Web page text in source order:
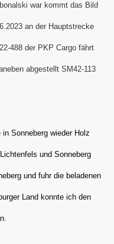
war kommt das Bild
an der Hauptstrecke
488 der PKP Cargo fährt
abgestellt SM42-113
Sonneberg wieder Holz
und Sonneberg
und fuhr die beladenen
Land konnte ich den